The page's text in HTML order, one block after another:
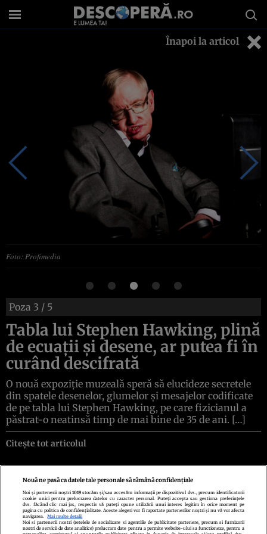
Înapoi la articol
Foto: Profimedia
Poza 3 / 5
Tabla lui Stephen Hawking, plină
de ecuații și desene, ar putea fi în
curând descifrată
O nouă expoziție muzeală speră să elucideze secretele
din spatele desenelor, glumelor și mesajelor codificate
de pe tabla lui Stephen Hawking, pe care fizicianul a
păstrat-o neatinsă timp de mai bine de 35 de ani. […]
Citește tot articolul
Politica de confidenţialitate Politica de cookiesTermeni şi condiţii
Echipa redacționalăContactSetări Cookies
Nouă ne pasă ca datele tale personale să rămână confidențiale
Noi și partenerii noștri1019 stocăm și/sau accesăm informații pe dispozitivul dvs., precum identificatorii
cookie unici pentru prelucrarea datelor cu caracter personal. Puteți accepta sau gestiona preferințele
dvs. făcând clic mai jos, respectiv vă puteți opune utilizării unui interes legitim în orice moment pe
pagina cu politica de confidențialitate. Aceste alegeri vor fi raportate partenerilor noștri și nu vă vor afecta
navigarea.
Mai multe detalii
Noi si partenerii nostri (retelele de socializare si agentiile de publicitate partenere, precum si furnizorii
nostri de servicii de date analitice) prelucram date pentru a permite website-ului sa functioneze, pentru a